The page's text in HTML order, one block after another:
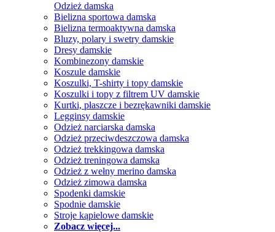
Odzież damska
Bielizna sportowa damska
Bielizna termoaktywna damska
Bluzy, polary i swetry damskie
Dresy damskie
Kombinezony damskie
Koszule damskie
Koszulki, T-shirty i topy damskie
Koszulki i topy z filtrem UV damskie
Kurtki, płaszcze i bezrękawniki damskie
Legginsy damskie
Odzież narciarska damska
Odzież przeciwdeszczowa damska
Odzież trekkingowa damska
Odzież treningowa damska
Odzież z wełny merino damska
Odzież zimowa damska
Spodenki damskie
Spodnie damskie
Stroje kąpielowe damskie
Zobacz więcej...